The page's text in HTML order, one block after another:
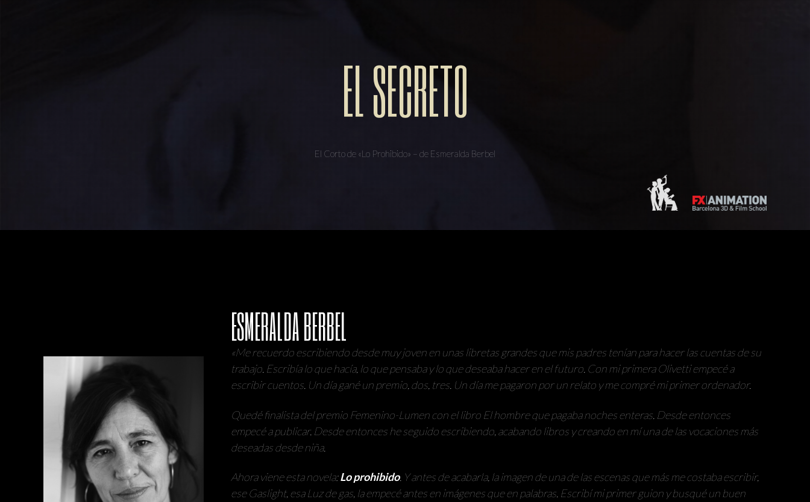
EL SECRETO
El Corto de «Lo Prohibido» – de Esmeralda Berbel
ESMERALDA BERBEL
«Me recuerdo escribiendo desde muy joven en unas libretas grandes que mis padres tenían para hacer las cuentas de su
trabajo. Escribía lo que hacía, lo que pensaba y lo que deseaba hacer en el futuro. Con mi primera Olivetti empecé a
escribir cuentos. Un día gané un premio, dos, tres. Un día me pagaron por un relato y me compré mi primer ordenador.
Quedé finalista del premio Femenino-Lumen con el libro El hombre que pagaba noches enteras. Desde entonces
empecé a publicar. Desde entonces he seguido escribiendo, acabando libros y creando en mí una de las vocaciones más
deseadas desde niña.
Ahora viene esta novela:Lo prohibido. Y antes de acabarla, la imagen de una de las escenas que más me costaba escribir,
ese Gaslight, esa Luz de gas, la empecé antes en imágenes que en palabras. Escribí mi primer guion y busqué un buen